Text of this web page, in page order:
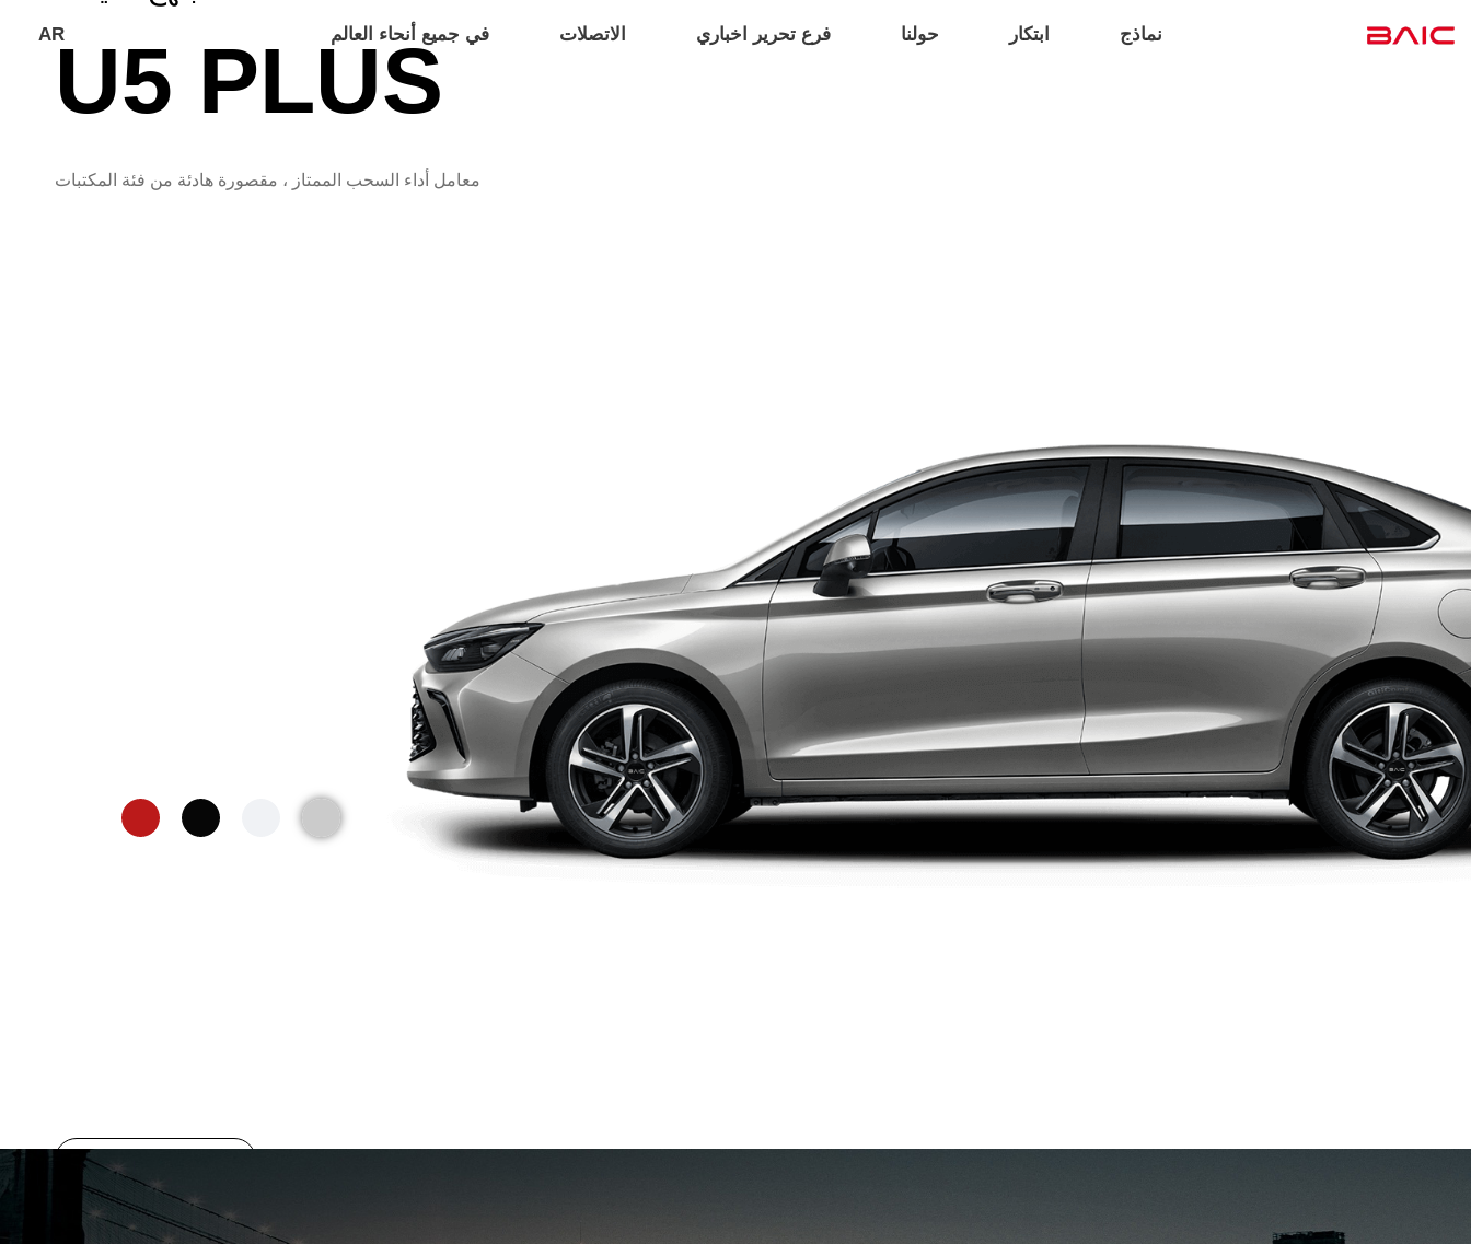
نماذج ابتكار حولنا فرع تحرير اخباري الاتصلات في جميع أنحاء العالم ARU5 PLUS
معامل أداء السحب الممتاز ، مقصورة هادئة من فئة المكتبات